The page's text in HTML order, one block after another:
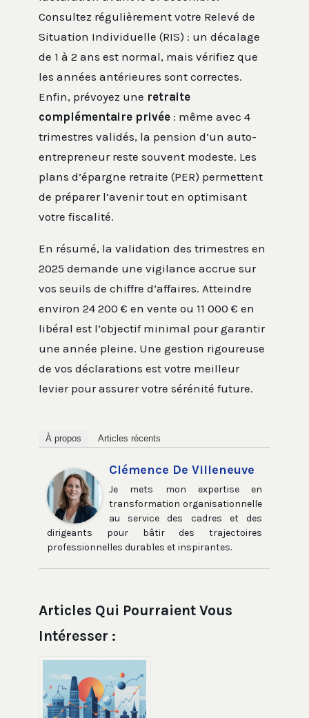
Consultez régulièrement votre Relevé de
Situation Individuelle (RIS) : un décalage
de 1 à 2 ans est normal, mais vérifiez que
les années antérieures sont correctes.
Enfin, prévoyez une retraite
complémentaire privée : même avec 4
trimestres validés, la pension d’un auto-
entrepreneur reste souvent modeste. Les
plans d’épargne retraite (PER) permettent
de préparer l’avenir tout en optimisant
votre fiscalité.
En résumé, la validation des trimestres en
2025 demande une vigilance accrue sur
vos seuils de chiffre d’affaires. Atteindre
environ 24 200 € en vente ou 11 000 € en
libéral est l’objectif minimal pour garantir
une année pleine. Une gestion rigoureuse
de vos déclarations est votre meilleur
levier pour assurer votre sérénité future.
À propos Articles récents
Clémence De Villeneuve
Je mets mon expertise en
transformation organisationnelle
au service des cadres et des
dirigeants pour bâtir des trajectoires
professionnelles durables et inspirantes.
Articles Qui Pourraient Vous
Intéresser :